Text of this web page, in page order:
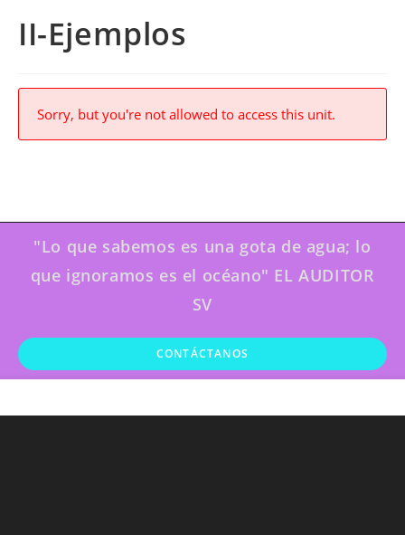
II-Ejemplos
Sorry, but you're not allowed to access this unit.
"Lo que sabemos es una gota de agua; lo
que ignoramos es el océano" EL AUDITOR
SV
CONTÁCTANOS